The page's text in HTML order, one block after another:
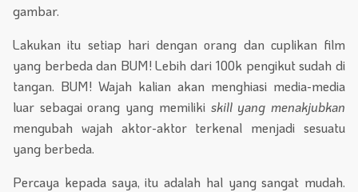
gambar.
Lakukan itu setiap hari dengan orang dan cuplikan film
yang berbeda dan BUM! Lebih dari 100k pengikut sudah di
tangan. BUM! Wajah kalian akan menghiasi media-media
luar sebagai orang yang memiliki skill yang menakjubkan
mengubah wajah aktor-aktor terkenal menjadi sesuatu
yang berbeda.
Percaya kepada saya, itu adalah hal yang sangat mudah.